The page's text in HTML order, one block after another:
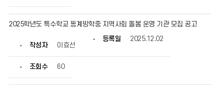
2025학년도 특수학교 동계방학중 지역사회 돌봄 운영 기관 모집 공고
작성자 이효선
등록일 2025.12.02
조회수 60